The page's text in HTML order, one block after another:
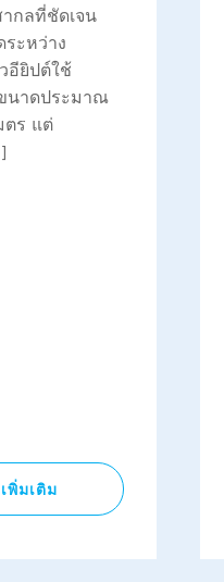
กลที่ชัดเจน
ระหว่าง
อียิปต์ใช้
นาดประมาณ
ตร แต่
พิ่มเติม